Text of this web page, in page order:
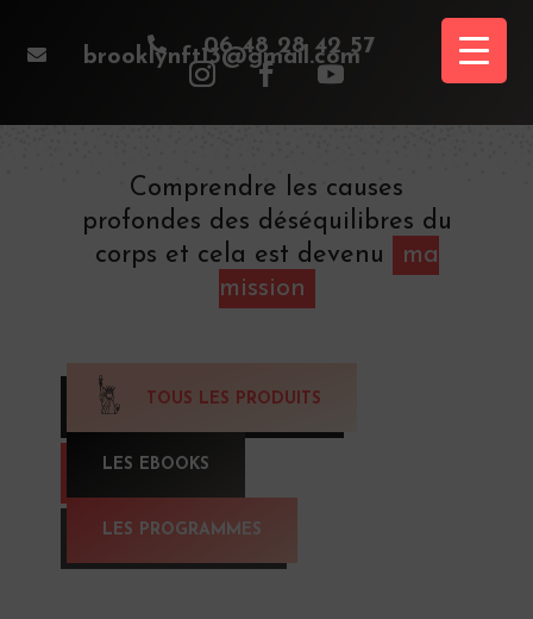
 06 48 28 42 57
 brooklynft13@gmail.com
Comprendre les causes
profondes des déséquilibres du
corps et cela est devenu
ma
mission
TOUS LES PRODUITS
LES EBOOKS
LES PROGRAMMES